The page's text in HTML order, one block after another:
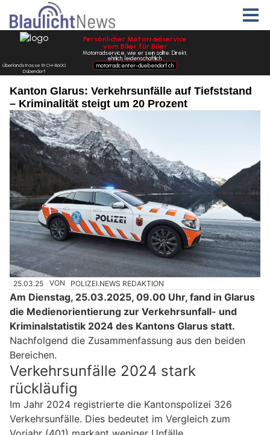
Kanton Glarus: Verkehrsunfälle auf Tiefststand
– Kriminalität steigt um 20 Prozent
25.03.25 VON POLIZEI.NEWS REDAKTION
Am Dienstag, 25.03.2025, 09.00 Uhr, fand in Glarus
die Medienorientierung zur Verkehrsunfall- und
Kriminalstatistik 2024 des Kantons Glarus statt.
Nachfolgend die Zusammenfassung aus den beiden
Bereichen.
Verkehrsunfälle 2024 stark
rückläufig
Im Jahr 2024 registrierte die Kantonspolizei 326
Verkehrsunfälle. Dies bedeutet im Vergleich zum